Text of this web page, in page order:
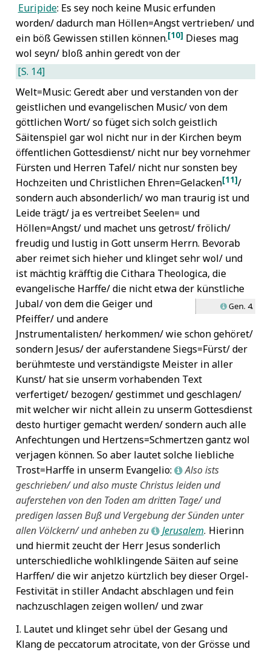
Euripide: Es sey noch keine Music erfunden
worden/ dadurch man Höllen=Angst vertrieben/ und
ein böß Gewissen stillen können.[10] Dieses mag
wol seyn/ bloß anhin geredt von der
[S. 14]
Welt=Music: Geredt aber und verstanden von der
geistlichen und evangelischen Music/ von dem
göttlichen Wort/ so füget sich solch geistlich
Säitenspiel gar wol nicht nur in der Kirchen beym
öffentlichen Gottesdienst/ nicht nur bey vornehmer
Fürsten und Herren Tafel/ nicht nur sonsten bey
Hochzeiten und Christlichen Ehren=Gelacken[11]/
sondern auch absonderlich/ wo man traurig ist und
Leide trägt/ ja es vertreibet Seelen= und
Höllen=Angst/ und machet uns getrost/ frölich/
freudig und lustig in Gott unserm Herrn. Bevorab
aber reimet sich hieher und klinget sehr wol/ und
ist mächtig kräfftig die Cithara Theologica, die
evangelische Harffe/ die nicht etwa der künstliche
Jubal/
LGen. 4.
von dem die Geiger und
Pfeiffer/ und andere
Jnstrumentalisten/ herkommen/ wie schon gehöret/
sondern Jesus/ der auferstandene Siegs=Fürst/ der
berühmteste und verständigste Meister in aller
Kunst/ hat sie unserm vorhabenden Text
verfertiget/ bezogen/ gestimmet und geschlagen/
mit welcher wir nicht allein zu unserm Gottesdienst
desto hurtiger gemacht werden/ sondern auch alle
Anfechtungen und Hertzens=Schmertzen gantz wol
verjagen können. So aber lautet solche liebliche
Trost=Harffe in unserm Evangelio: L Also ists
geschrieben/ und also muste Christus leiden und
auferstehen von den Toden am dritten Tage/ und
predigen lassen Buß und Vergebung der Sünden unter
allen Völckern/ und anheben zu L Jerusalem. Hierinn
und hiermit zeucht der Herr Jesus sonderlich
unterschiedliche wohlklingende Säiten auf seine
Harffen/ die wir anjetzo kürtzlich bey dieser Orgel-
Festivität in stiller Andacht abschlagen und fein
nachzuschlagen zeigen wollen/ und zwar
I. Lautet und klinget sehr übel der Gesang und
Klang de peccatorum atrocitate, von der Grösse und